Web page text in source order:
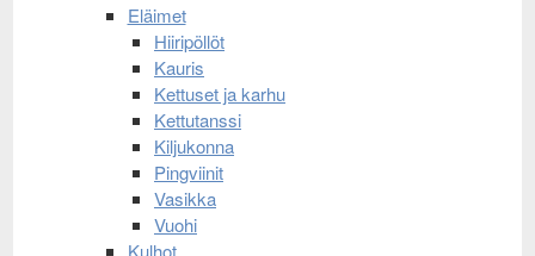
Eläimet
Hiiripöllöt
Kauris
Kettuset ja karhu
Kettutanssi
Kiljukonna
Pingviinit
Vasikka
Vuohi
Kulhot